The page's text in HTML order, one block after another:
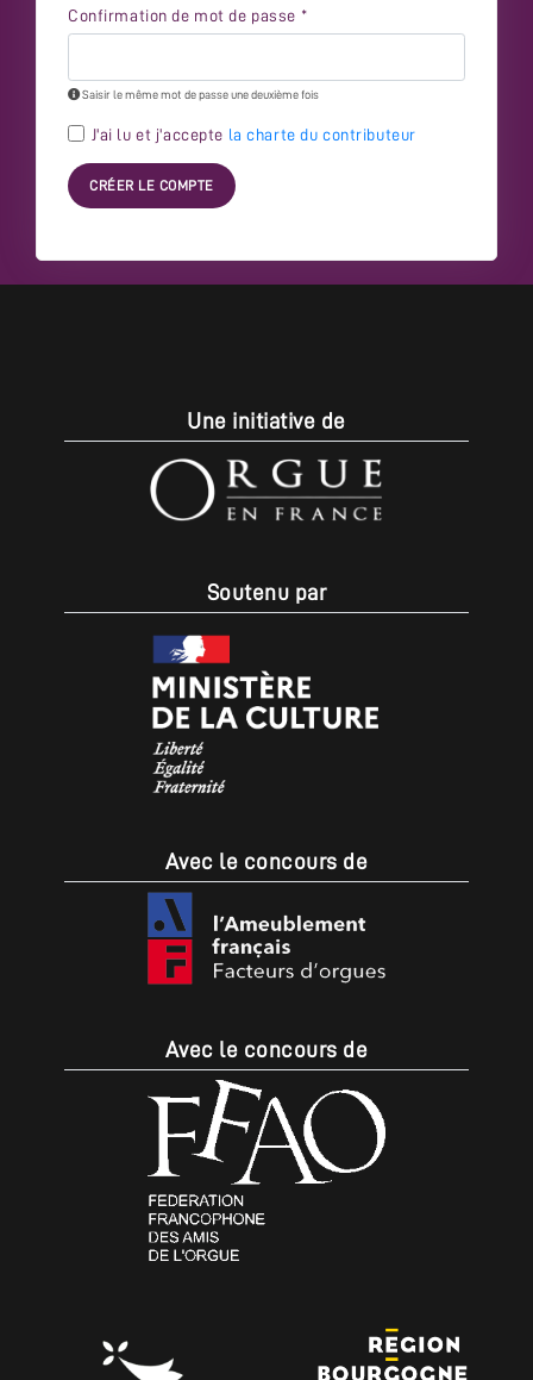
Confirmation de mot de passe *
Saisir le même mot de passe une deuxième fois
J'ai lu et j'accepte la charte du contributeur
CRÉER LE COMPTE
Une initiative de
Soutenu par
Avec le concours de
Avec le concours de